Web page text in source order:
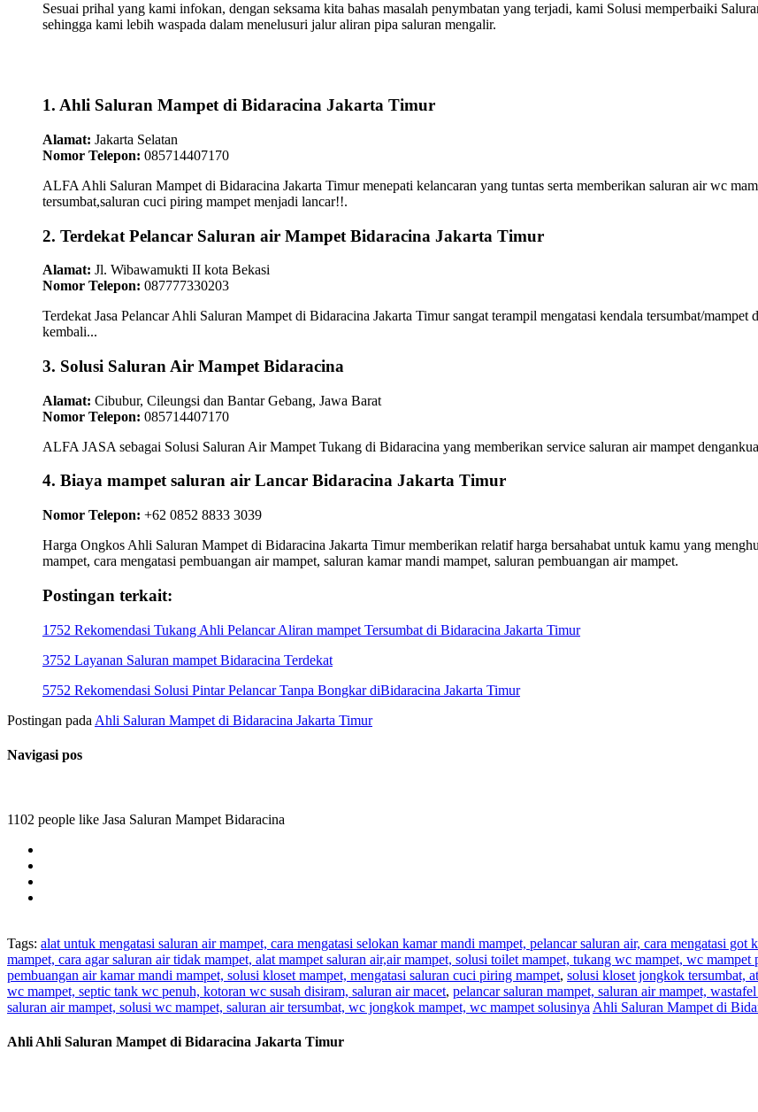
Sesuai prihal yang kami infokan, dengan seksama kita bahas masalah penymbatan yang terjadi, kami Solusi memperbaiki
sehingga kami lebih waspada dalam menelusuri jalur aliran pipa saluran mengalir.
1. Ahli Saluran Mampet di Bidaracina Jakarta Timur
Alamat: Jakarta Selatan
Nomor Telepon: 085714407170
ALFA Ahli Saluran Mampet di Bidaracina Jakarta Timur menepati kelancaran yang tuntas serta memberikan saluran air wc
tersumbat,saluran cuci piring mampet menjadi lancar!!.
2. Terdekat Pelancar Saluran air Mampet Bidaracina Jakarta Timur
Alamat: Jl. Wibawamukti II kota Bekasi
Nomor Telepon: 087777330203
Terdekat Jasa Pelancar Ahli Saluran Mampet di Bidaracina Jakarta Timur sangat terampil mengatasi kendala tersumbat/
kembali...
3. Solusi Saluran Air Mampet Bidaracina
Alamat: Cibubur, Cileungsi dan Bantar Gebang, Jawa Barat
Nomor Telepon: 085714407170
ALFA JASA sebagai Solusi Saluran Air Mampet Tukang di Bidaracina yang memberikan service saluran air mampet
4. Biaya mampet saluran air Lancar Bidaracina Jakarta Timur
Nomor Telepon: +62 0852 8833 3039
Harga Ongkos Ahli Saluran Mampet di Bidaracina Jakarta Timur memberikan relatif harga bersahabat untuk kamu yang
mampet, cara mengatasi pembuangan air mampet, saluran kamar mandi mampet, saluran pembuangan air mampet.
Postingan terkait:
1752 Rekomendasi Tukang Ahli Pelancar Aliran mampet Tersumbat di Bidaracina Jakarta Timur
3752 Layanan Saluran mampet Bidaracina Terdekat
5752 Rekomendasi Solusi Pintar Pelancar Tanpa Bongkar diBidaracina Jakarta Timur
Postingan pada Ahli Saluran Mampet di Bidaracina Jakarta Timur
Navigasi pos
1102 people like Jasa Saluran Mampet Bidaracina
Tags: alat untuk mengatasi saluran air mampet, cara mengatasi selokan kamar mandi mampet, pelancar saluran air, cara mengatasi
mampet, cara agar saluran air tidak mampet, alat mampet saluran air,air mampet, solusi toilet mampet, tukang wc mampet, wc mampet
pembuangan air kamar mandi mampet, solusi kloset mampet, mengatasi saluran cuci piring mampet, solusi kloset jongkok tersumbat,
wc mampet, septic tank wc penuh, kotoran wc susah disiram, saluran air macet, pelancar saluran mampet, saluran air mampet,
saluran air mampet, solusi wc mampet, saluran air tersumbat, wc jongkok mampet, wc mampet solusinya Ahli Saluran Mampet di
Ahli Ahli Saluran Mampet di Bidaracina Jakarta Timur